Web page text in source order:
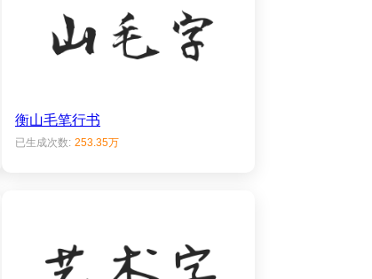
衡山毛笔行书
已生成次数: 253.35万